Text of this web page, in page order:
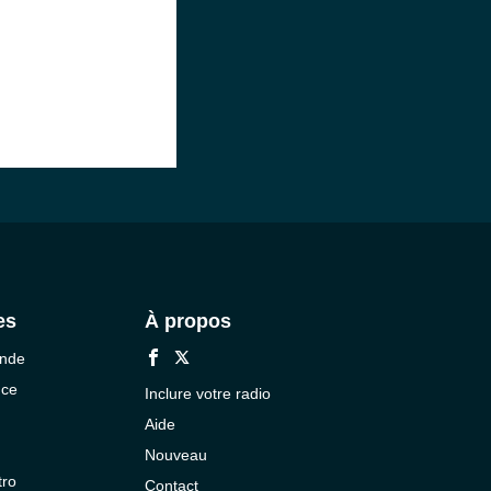
À propos
Inclure votre radio
Aide
Nouveau
Contact